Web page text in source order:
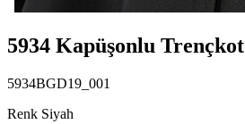
5934 Kapüşonlu Trençkot
5934BGD19_001
Renk Siyah